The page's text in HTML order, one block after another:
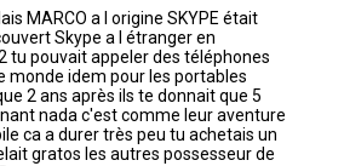
MARCO a l origine SKYPE était
Skype a l étranger en
tu pouvait appeler des téléphones
monde idem pour les portables
2 ans après ils te donnait que 5
nada c'est comme leur aventure
ca a durer très peu tu achetais un
gratos les autres possesseur de